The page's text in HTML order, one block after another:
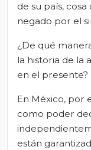
de su país,
negado por el
¿De qué
la historia de la
en el presente?
En México, por
como poder
están